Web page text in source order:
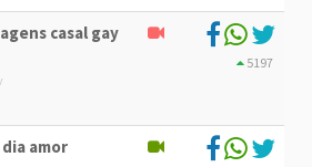
casal gay
5197
dia amor